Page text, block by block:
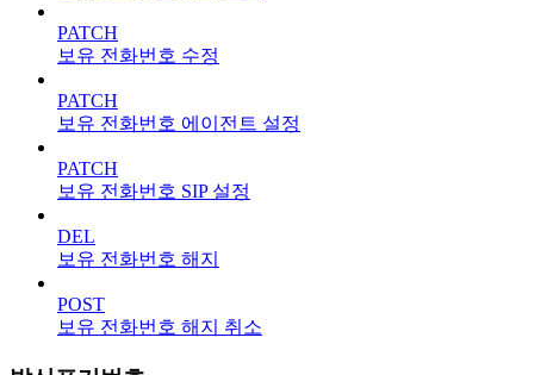
PATCH
보유 전화번호 수정
PATCH
보유 전화번호 에이전트 설정
PATCH
보유 전화번호 SIP 설정
DEL
보유 전화번호 해지
POST
보유 전화번호 해지 취소